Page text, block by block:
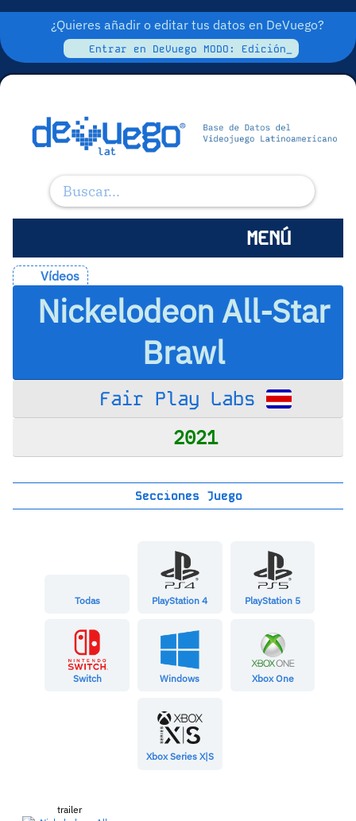
¿Quieres añadir o editar tus datos en DeVuego?
Entrar en DeVuego MODO: Edición_
MENÚ
Vídeos
Nickelodeon All-Star
Brawl
Fair Play Labs
2021
Secciones Juego
Todas PlayStation 4 PlayStation 5
Switch Windows Xbox One
Xbox Series X|S
trailer